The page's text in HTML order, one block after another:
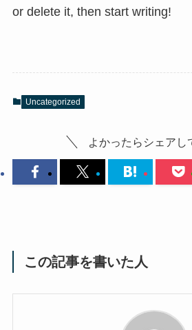
or delete it, then start writing!
Uncategorized
よかったらシェアし
この記事を書いた人